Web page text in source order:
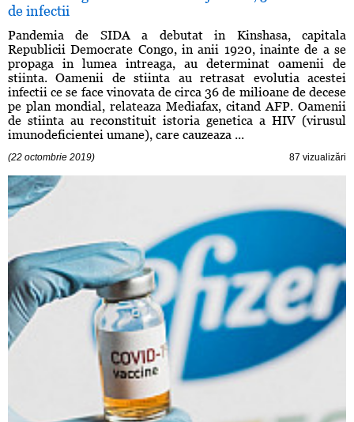
de infectii
Pandemia de SIDA a debutat in Kinshasa, capitala
Republicii Democrate Congo, in anii 1920, inainte de a se
propaga in lumea intreaga, au determinat oamenii de
stiinta. Oamenii de stiinta au retrasat evolutia acestei
infectii ce se face vinovata de circa 36 de milioane de decese
pe plan mondial, relateaza Mediafax, citand AFP. Oamenii
de stiinta au reconstituit istoria genetica a HIV (virusul
imunodeficientei umane), care cauzeaza ...
(22 octombrie 2019) 87 vizualizări